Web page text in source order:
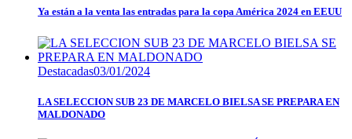
Ya están a la venta las entradas para la copa América 2024 en EEUU
Destacadas03/01/2024
LA SELECCION SUB 23 DE MARCELO BIELSA SE PREPARA EN
MALDONADO